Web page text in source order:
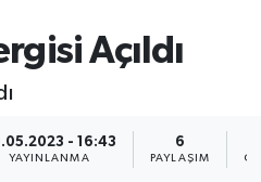
Açıldı
- 16:43
YAYINLANMA
6
PAYLAŞIM